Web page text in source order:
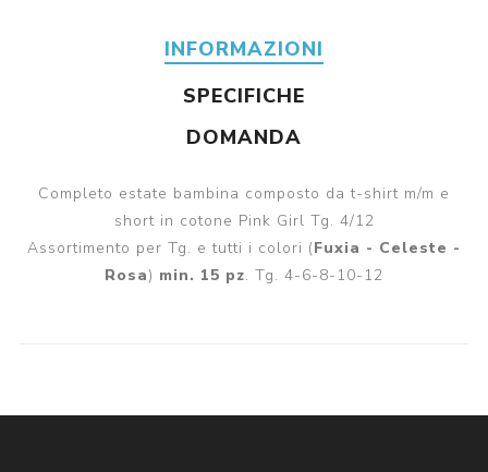
INFORMAZIONI
SPECIFICHE
DOMANDA
Completo estate bambina composto da t-shirt m/m e
short in cotone Pink Girl Tg. 4/12
Assortimento per Tg. e tutti i colori (Fuxia - Celeste -
Rosa) min. 15 pz. Tg. 4-6-8-10-12